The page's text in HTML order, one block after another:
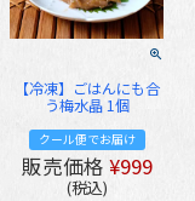
【冷凍】ごはんにも合
う梅水晶 1個
クール便でお届け
販売価格 ¥999
税込